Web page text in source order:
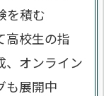
を積む
高校生の指
、オンライン
も展開中